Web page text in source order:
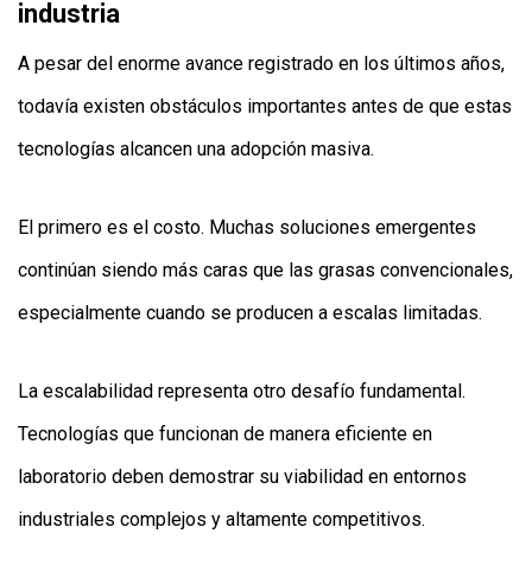
industria
A pesar del enorme avance registrado en los últimos años,
todavía existen obstáculos importantes antes de que estas
tecnologías alcancen una adopción masiva.
El primero es el costo. Muchas soluciones emergentes
continúan siendo más caras que las grasas convencionales,
especialmente cuando se producen a escalas limitadas.
La escalabilidad representa otro desafío fundamental.
Tecnologías que funcionan de manera eficiente en
laboratorio deben demostrar su viabilidad en entornos
industriales complejos y altamente competitivos.